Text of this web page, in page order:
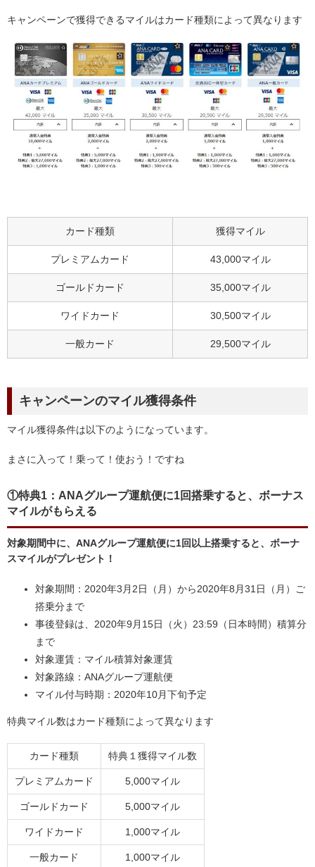
キャンペーンで獲得できるマイルはカード種類によって異なります
カード種類 獲得マイル
プレミアムカード 43,000マイル
ゴールドカード 35,000マイル
ワイドカード 30,500マイル
一般カード 29,500マイル
キャンペーンのマイル獲得条件
マイル獲得条件は以下のようになっています。
まさに入って！乗って！使おう！ですね
①特典1：ANAグループ運航便に1回搭乗すると、ボーナス
マイルがもらえる
対象期間中に、ANAグループ運航便に1回以上搭乗すると、ボーナ
スマイルがプレゼント！
対象期間：2020年3月2日（月）から2020年8月31日（月）ご
搭乗分まで
事後登録は、2020年9月15日（火）23:59（日本時間）積算分
まで
対象運賃：マイル積算対象運賃
対象路線：ANAグループ運航便
マイル付与時期：2020年10月下旬予定
特典マイル数はカード種類によって異なります
カード種類 特典１獲得マイル数
プレミアムカード 5,000マイル
ゴールドカード 5,000マイル
ワイドカード 1,000マイル
一般カード 1,000マイル